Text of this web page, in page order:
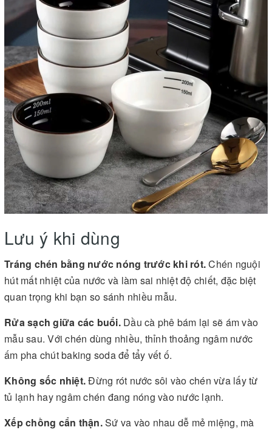
Lưu ý khi dùng
Tráng chén bằng nước nóng trước khi rót.Chén nguội
hút mất nhiệt của nước và làm sai nhiệt độ chiết, đặc biệt
quan trọng khi bạn so sánh nhiều mẫu.
Rửa sạch giữa các buổi.Dầu cà phê bám lại sẽ ám vào
mẫu sau. Với chén dùng nhiều, thỉnh thoảng ngâm nước
ấm pha chút baking soda để tẩy vết ố.
Không sốc nhiệt.Đừng rót nước sôi vào chén vừa lấy từ
tủ lạnh hay ngâm chén đang nóng vào nước lạnh.
Xếp chồng cẩn thận.Sứ va vào nhau dễ mẻ miệng, mà